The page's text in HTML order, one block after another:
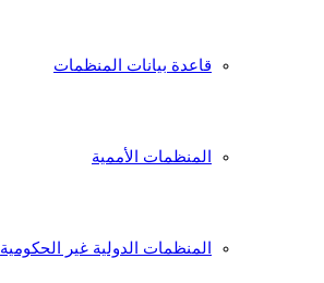
قاعدة بيانات المنظمات
المنظمات الأممية
المنظمات الدولية غير الحكومية